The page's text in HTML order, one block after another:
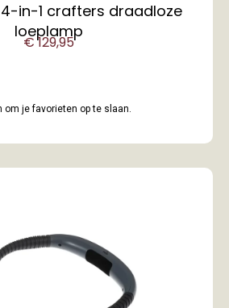
4-in-1 crafters draadloze
loeplamp
€129,95
je favorieten op te slaan.